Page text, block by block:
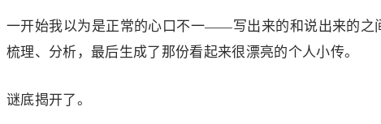
一开始我以为是正常的心口不一——写出来的和说出来的之
梳理、分析，最后生成了那份看起来很漂亮的个人小传。
谜底揭开了。